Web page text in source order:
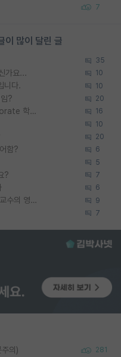
7
이 많이 달린 글
35
가요... 10
니다. 10
? 20
우리나라도 학구 열풍보면 Higher Doctorate 학위가 필요하다고 봅니다. 16
10
20
함? 6
5
? 7
6
랩실 대학원생들 모두 능력 미달인건 지도교수의 영향 아닌가? 9
7
의) 281